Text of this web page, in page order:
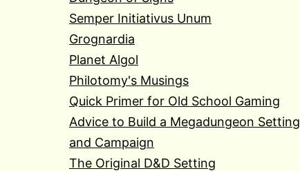
Semper Initiativus Unum
Grognardia
Planet Algol
Philotomy's Musings
Quick Primer for Old School Gaming
Advice to Build a Megadungeon Setting
and Campaign
The Original D&D Setting